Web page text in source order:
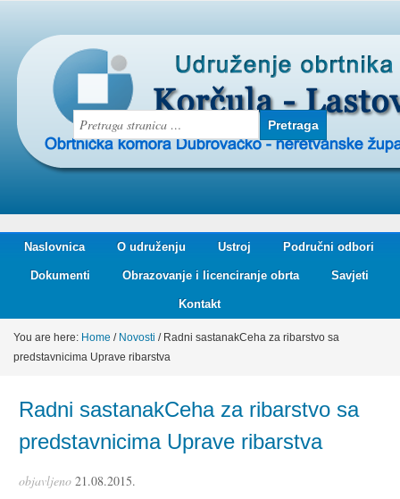
Naslovnica O udruženju Ustroj Područni odbori
Dokumenti Obrazovanje i licenciranje obrta Savjeti
Kontakt
You are here: Home / Novosti /Radni sastanakCeha za ribarstvo sa
predstavnicima Uprave ribarstva
Radni sastanakCeha za ribarstvo sa
predstavnicima Uprave ribarstva
objavljeno 21.08.2015.